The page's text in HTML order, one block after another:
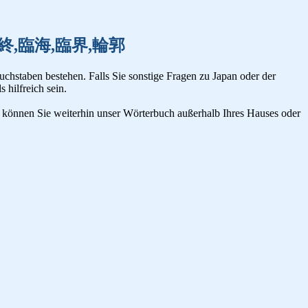
,臨海,臨界,輪郭
bestehen. Falls Sie sonstige Fragen zu Japan oder der
hilfreich sein.
Sie weiterhin unser Wörterbuch außerhalb Ihres Hauses oder